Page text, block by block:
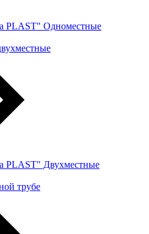
PLAST" Одноместные
PLAST" Двухместные
трубе